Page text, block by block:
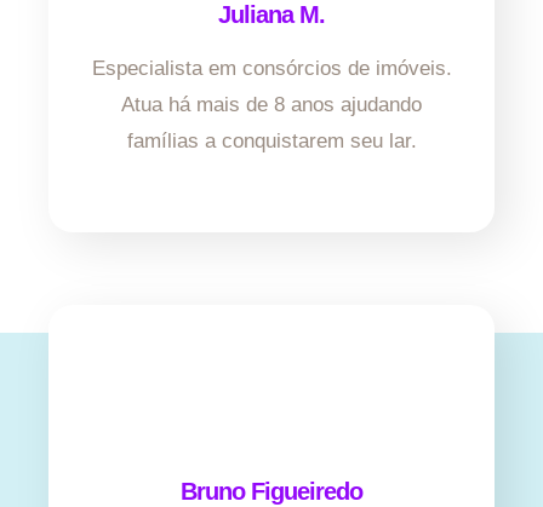
Juliana M.
Especialista em consórcios de imóveis.
Atua há mais de 8 anos ajudando
famílias a conquistarem seu lar.
Bruno Figueiredo